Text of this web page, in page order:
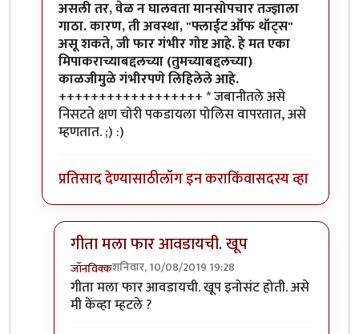
असली तर, वेळ न घालवता मानसोपचार तज्ज्ञाला
गाठा. कारण, ती अवस्था, "फ्लाईट ऑफ थॉट्स"
असू शकते, जी फार गंभीर गोष्ट आहे. हे मत एका
मिपाकराच्याबद्दलच्या (तुमच्याबद्दलच्या)
काळजीमुळे गंभीरपणे लिहिलेले आहे.
++++++++++++++++++ * जबानीतले असे
निसटते क्षण चोरी पकडायला पोलिस वापरतात, असे
म्हणतात. ;) :)
प्रतिसाद देण्यासाठीलॉग इन कराकिंवासदस्य व्हा
गीता मला फार आवडायची. खूप
जॉनविक्कशनिवार, 10/08/2019 19:28
In reply toगीता मला फार आवडायची. खूपbyडॉ सुहास
गीता मला फार आवडायची. खूप इनोसंट होती. असे
मी केंव्हा म्हटले ?